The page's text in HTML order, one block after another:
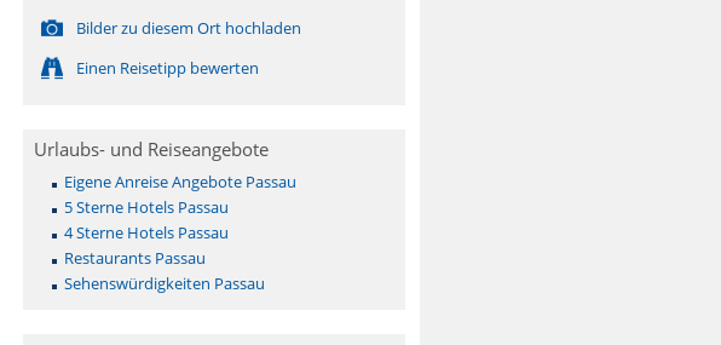
Bilder zu diesem Ort hochladen
Einen Reisetipp bewerten
Urlaubs- und Reiseangebote
Eigene Anreise Angebote Passau
5 Sterne Hotels Passau
4 Sterne Hotels Passau
Restaurants Passau
Sehenswürdigkeiten Passau